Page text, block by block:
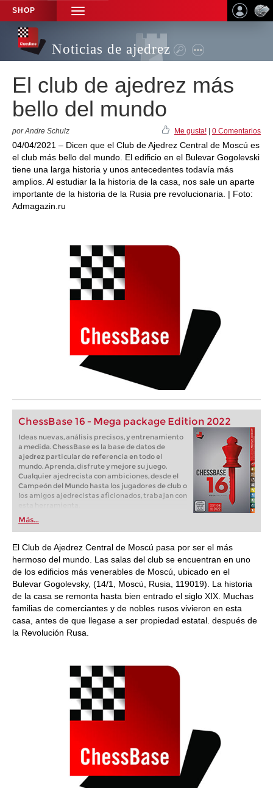
SHOP
TOGGLE
NAVIGATION
Noticias de ajedrez
El club de ajedrez más
bello del mundo
por Andre Schulz Me gusta! 0 Comentarios
04/04/2021 – Dicen que el Club de Ajedrez Central de Moscú es
el club más bello del mundo. El edificio en el Bulevar Gogolevski
tiene una larga historia y unos antecedentes todavía más
amplios. Al estudiar la la historia de la casa, nos sale un aparte
importante de la historia de la Rusia pre revolucionaria. | Foto:
Admagazin.ru
ChessBase 16 - Mega package Edition 2022
Ideas nuevas, análisis precisos, y entrenamiento
a medida. ChessBase es la base de datos de
ajedrez particular de referencia en todo el
mundo. Aprenda, disfrute y mejore su juego.
Cualquier ajedrecista con ambiciones, desde el
Campeón del Mundo hasta los jugadores de club o
los amigos ajedrecistas aficionados, trabajan con
Más...
El Club de Ajedrez Central de Moscú pasa por ser el más
hermoso del mundo. Las salas del club se encuentran en uno
de los edificios más venerables de Moscú, ubicado en el
Bulevar Gogolevsky, (14/1, Moscú, Rusia, 119019). La historia
de la casa se remonta hasta bien entrado el siglo XIX. Muchas
familias de comerciantes y de nobles rusos vivieron en esta
casa, antes de que llegase a ser propiedad estatal. después de
la Revolución Rusa.